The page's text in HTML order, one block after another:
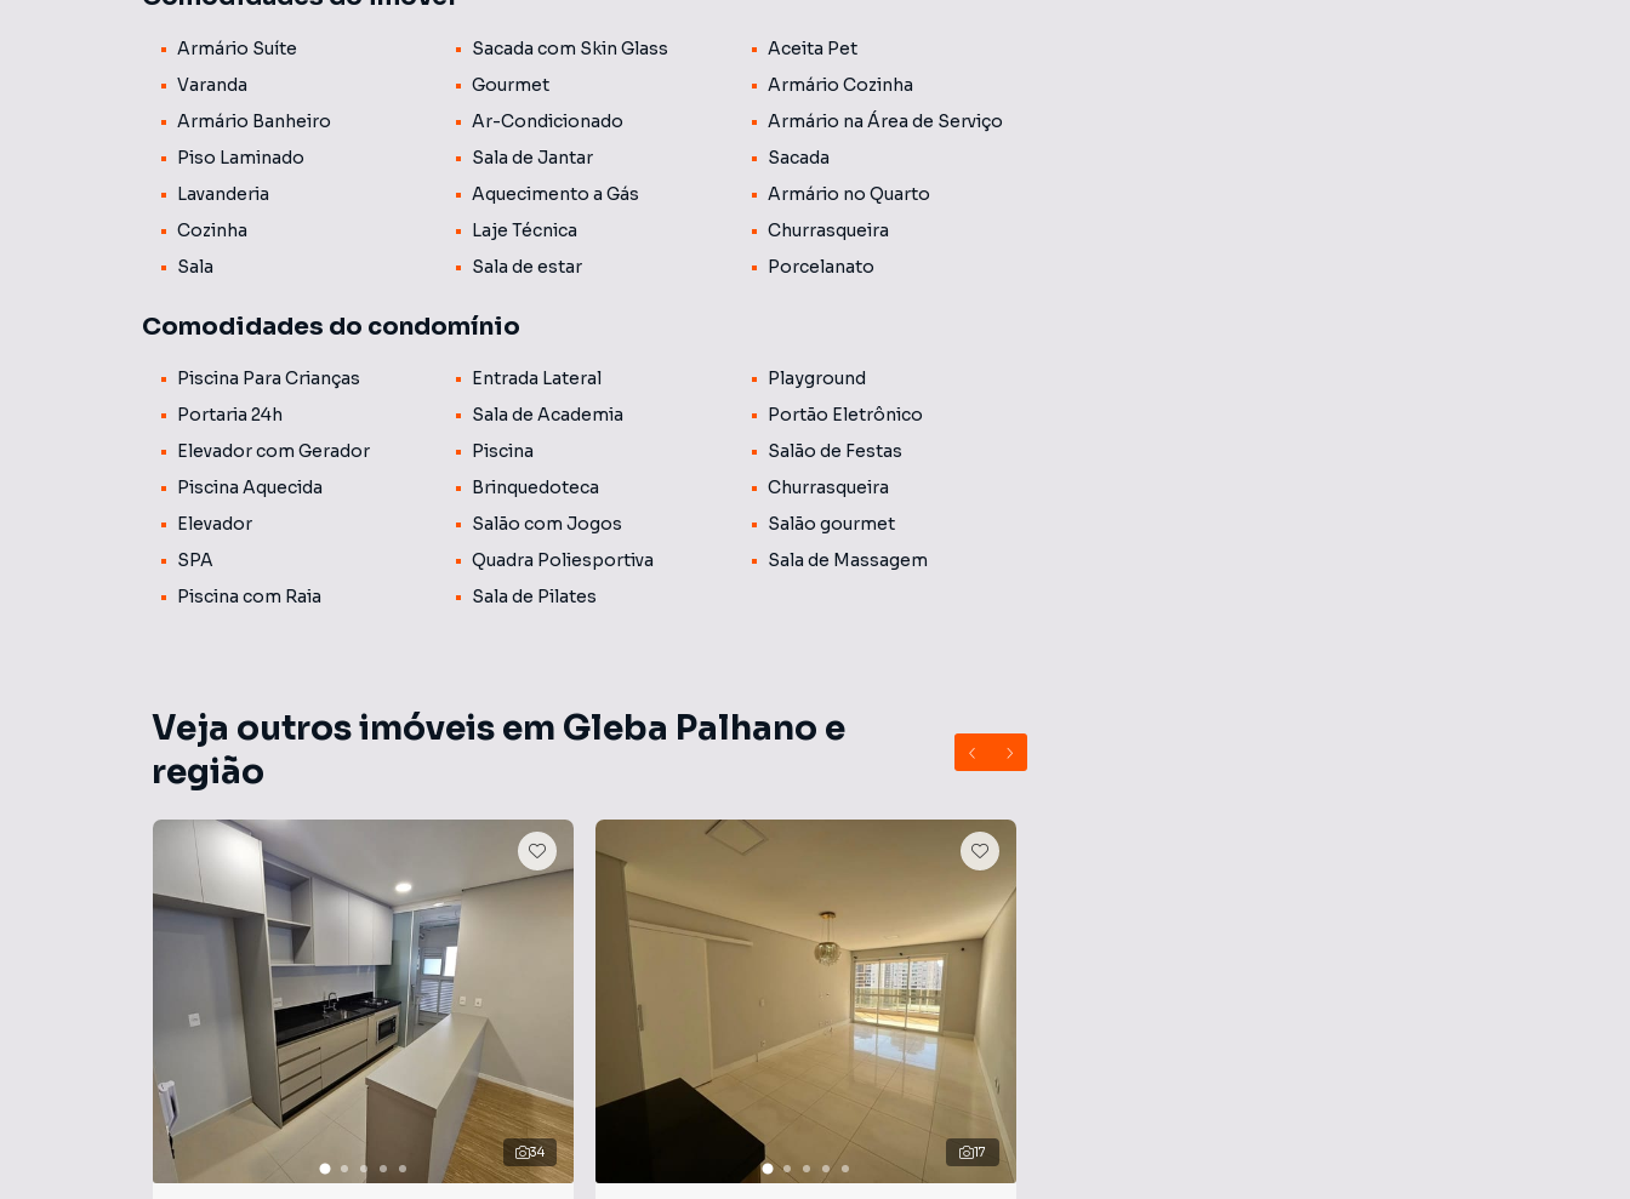
Localizado na Gleba Palhano, uma das regiões mais valorizadas de Londrina, próximo ao Lago Igapó,
shopping, supermercados, farmácias, escolas e diversos serviços essenciais.
O condomínio oferece estrutura completa com portaria 24 horas, salão de festas, academia, piscina e
playground, proporcionando conforto, segurança e qualidade de vida para toda a família.
O valor do condomínio divulgado é uma média aproximada, podendo variar conforme as despesas
cobradas juntamente com o boleto do condomínio.
Armário Suíte Sacada com Skin Glass
Aceita Pet
Varanda
Gourmet
Armário Cozinha
Armário Banheiro
Ar-Condicionado
Armário na Área de Serviço
Piso Laminado
Sala de Jantar
Sacada
Lavanderia
Aquecimento a Gás
Armário no Quarto
Cozinha
Laje Técnica
Churrasqueira
Sala
Sala de estar Porcelanato
Comodidades do condomínio
Piscina Para Crianças Entrada Lateral
Playground
Portaria 24h
Sala de Academia
Portão Eletrônico
Elevador com Gerador
Piscina
Salão de Festas
Piscina Aquecida
Brinquedoteca
Churrasqueira
Elevador
Salão com Jogos
Salão gourmet
SPA
Quadra Poliesportiva
Sala de Massagem
Piscina com Raia
Sala de Pilates
Veja outros imóveis em Gleba Palhano e
região
34 17